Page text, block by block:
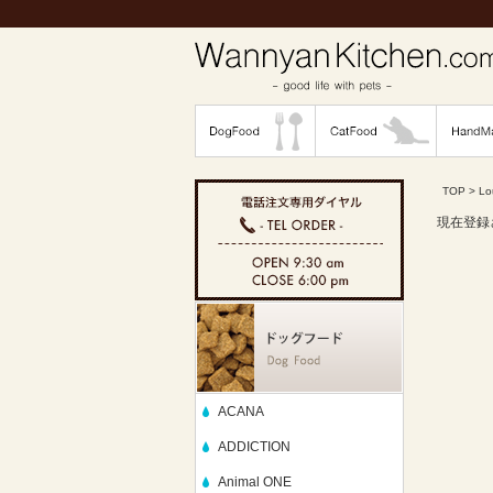
ACANA
ADDICTION
Animal ONE
TOP >
現在登録